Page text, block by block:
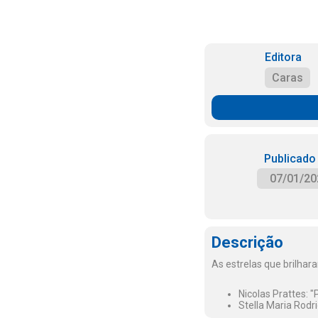
Editora
Caras
07/01/
Descrição
As estrelas que
Nicolas Prattes:
Stella Maria